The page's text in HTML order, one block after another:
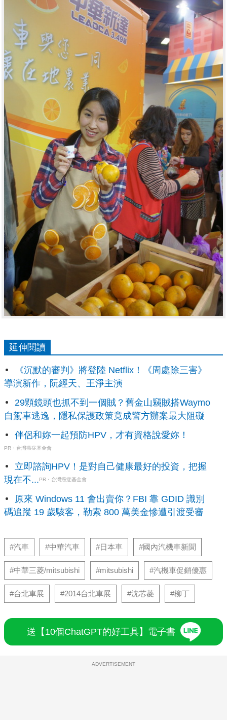
延伸閱讀
《沉默的審判》將登陸 Netflix！《周處除三害》
導演新作，阮經天、王淨主演
29顆鏡頭也抓不到一個賊？舊金山竊賊搭Waymo
自駕車逃逸，隱私保護政策竟成警方辦案最大阻礙
伴侶和妳一起預防HPV，才有資格說愛妳！
PR・台灣癌症基金會
立即諮詢HPV！是對自己健康最好的投資，把握
現在不...PR・台灣癌症基金會
原來 Windows 11 會出賣你？FBI 靠 GDID 識別
碼追蹤 19 歲駭客，勒索 800 萬美金慘遭引渡受審
#汽車 #中華汽車 #日本車 #國內汽機車新聞
#中華三菱/mitsubishi #mitsubishi #汽機車促銷優惠
#台北車展 #2014台北車展 #沈芯菱 #柳丁
送【10個ChatGPT的好工具】電子書
ADVERTISEMENT